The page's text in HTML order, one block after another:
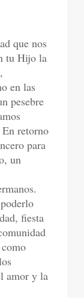
que nos
tu Hijo la
en las
pesebre
retorno
para
un
fiesta
amor y la